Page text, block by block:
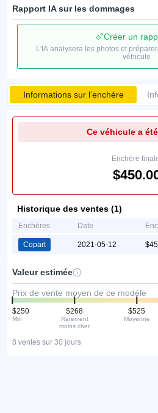
Rapport IA sur les dommages
Créer un
L'IA analysera les photos et
véhicule
Informations sur l’enchère
Ce véhicule a
Enchère
Historique des ventes (1)
Enchères Date
Copart 2021-05-12
Valeur estimée
Prix de vente moyen de ce modèle
$250
Min
$268
Rarement
moins cher
$525
Moyenne
8 ventes sur 30 jours